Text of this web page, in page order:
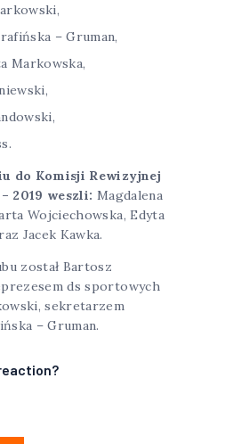
– Gruman,
Markowska,
do Komisji Rewizyjnej
2019 weszli: Magdalena
Wojciechowska, Edyta
Jacek Kawka.
został Bartosz
ds sportowych
sekretarzem
– Gruman.